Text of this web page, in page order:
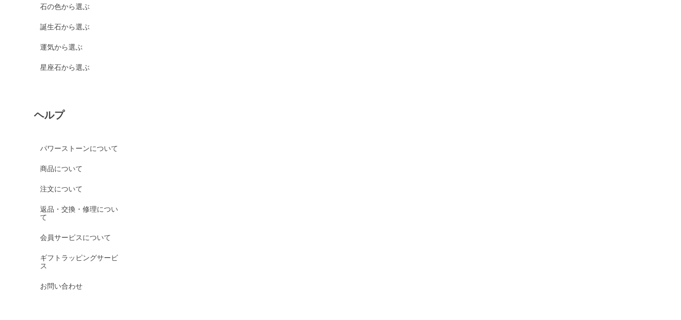
石の色から選ぶ
誕生石から選ぶ
運気から選ぶ
星座石から選ぶ
ヘルプ
パワーストーンについて
商品について
注文について
返品・交換・修理につい
て
会員サービスについて
ギフトラッピングサービ
ス
お問い合わせ